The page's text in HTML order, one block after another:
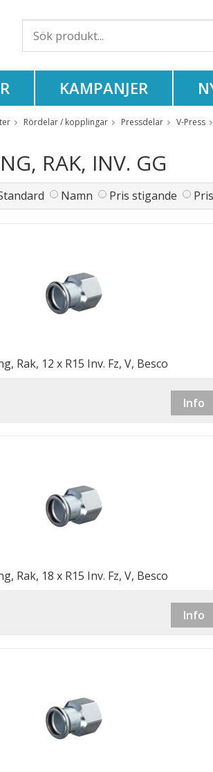
KAMPANJER
Rördelar / kopplingar Pressdelar V-Press
RAK, INV. GG
Namn Pris stigande
Rak, 12 x R15 Inv. Fz, V, Besco
Info
Rak, 18 x R15 Inv. Fz, V, Besco
Info